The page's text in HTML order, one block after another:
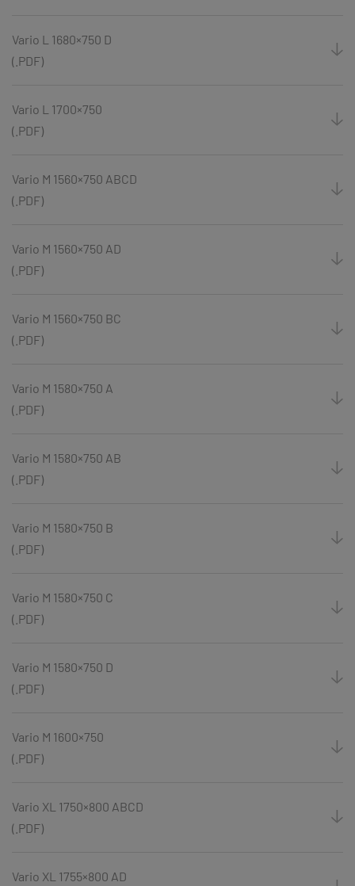
Vario L 1680×750 D
(.PDF)
Vario L 1700×750
(.PDF)
Vario M 1560×750 ABCD
(.PDF)
Vario M 1560×750 AD
(.PDF)
Vario M 1560×750 BC
(.PDF)
Vario M 1580×750 A
(.PDF)
Vario M 1580×750 AB
(.PDF)
Vario M 1580×750 B
(.PDF)
Vario M 1580×750 C
(.PDF)
Vario M 1580×750 D
(.PDF)
Vario M 1600×750
(.PDF)
Vario XL 1750×800 ABCD
(.PDF)
Vario XL 1755×800 AD